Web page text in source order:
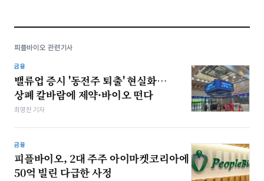
피플바이오 관련기사
금융
밸류업 증시 '동전주 퇴출' 현실화…
상폐 칼바람에 제약·바이오 떤다
최영찬 기자
금융
피플바이오, 2대 주주 아이마켓코리아에
50억 빌린 다급한 사정